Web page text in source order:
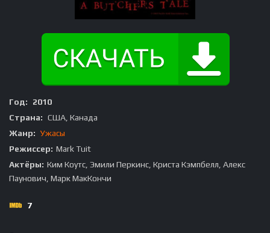
Год:
2010
Страна: США, Канада
Жанр: Ужасы
Режиссер: Mark Tuit
Актёры: Ким Коутс, Эмили Перкинс, Криста Кэмпбелл, Алекс
Паунович, Марк МакКончи
7